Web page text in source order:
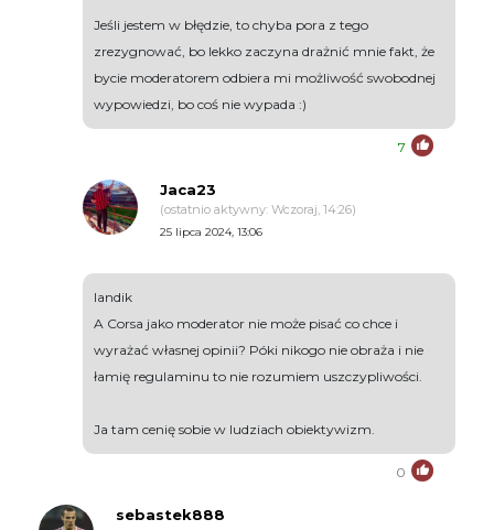
Jeśli jestem w błędzie, to chyba pora z tego
zrezygnować, bo lekko zaczyna drażnić mnie fakt, że
bycie moderatorem odbiera mi możliwość swobodnej
wypowiedzi, bo coś nie wypada :)
7
Jaca23
(ostatnio aktywny: Wczoraj, 14:26)
25 lipca 2024, 13:06
landik
A Corsa jako moderator nie może pisać co chce i
wyrażać własnej opinii? Póki nikogo nie obraża i nie
łamię regulaminu to nie rozumiem uszczypliwości.
Ja tam cenię sobie w ludziach obiektywizm.
0
sebastek888